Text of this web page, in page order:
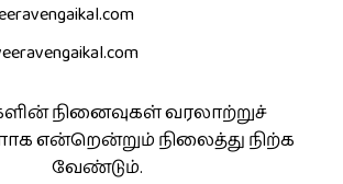
நினைவுகள் வரலாற்றுச்
என்றென்றும் நிலைத்து நிற்க
வேண்டும்.